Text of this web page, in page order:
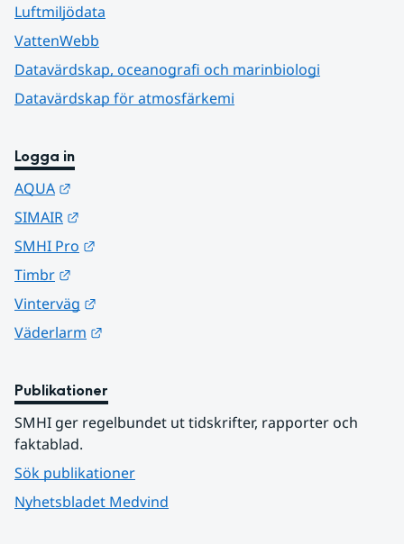
Luftmiljödata
VattenWebb
Datavärdskap, oceanografi och marinbiologi
Datavärdskap för atmosfärkemi
Logga in
AQUA
SIMAIR
SMHI Pro
Timbr
Vinterväg
Väderlarm
Publikationer
SMHI ger regelbundet ut tidskrifter, rapporter och
faktablad.
Sök publikationer
Nyhetsbladet Medvind